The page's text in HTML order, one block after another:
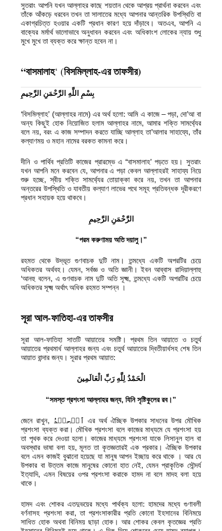
সুতরাং আপনি যখন আল্লাহর কাছে শয়তান থেকে আশ্রয় প্রার্থনা করবেন এবং
তাঁকে আঁকড়ে ধরবেন তখন তা সালাতের মধ্যে আপনার আন্তরিক উপস্থিতি বা
একাগ্রচিত্ত হওয়ার একটি প্রধান কারণ হয়ে দাঁড়াবে। অতএব, আপনি এ
বাক্যের মর্মার্থ ভালোভাবে অনুধাবন করবেন এবং অধিকাংশ লোকের ন্যায় শুধু
মুখে মুখে তা ব্যক্ত করে ক্ষান্ত হবেন না।
“বাসমালাহ‘ (বিসমিল্লাহ-এর তাফসীর)
بِسْمِ اللَّهِ الرَّحْمَنِ الرَّحِيمِ
‘বিসমিল্লাহ’ (আল্লাহর নামে) এর অর্থ হলো: আমি এ কাজে – পড়া, দো’আ বা
অন্য কিছুই হোক নিয়োজিত হলাম আল্লাহর নামে, আমার শক্তি সামর্থ্যের
বলে নয়, বরং এ কাজ সম্পাদন করতে যাচ্ছি আল্লাহ তা’আলার সাহায্যে, তাঁর
কল্যাণময় ও মহান নামের বরকত কামনা করে।
দীনি ও পার্থিব প্রতিটি কাজের প্রারম্ভে এ “বাসমালাহ’ পড়তে হয়। সুতরাং
যখন আপনি মনে করবেন যে, আপনার এ পড়া কেবল আল্লাহরই সাহায্য নিয়ে
শুরু হচ্ছে, স্বীয় শক্তি সামর্থ্যের তোয়াক্কা করে নয়, তখন তা আপনার
অন্তরের উপস্থিতি ও যাবতীয় কল্যাণ লাভের পথে সমূহ প্রতিবন্ধক দূরীকরণে
প্রধান সহায়ক হয়ে থাকবে।
الرَّحْمَنِ الرَّحِيمِ
“পরম করুণাময় অতি দয়ালু।”
রহমত থেকে উদ্ভূত গুণবাচক দুটি নাম। তন্মধ্যে একটি অপরটির চেয়ে
অধিকতর অর্থবহ। যেমন, সর্বজ্ঞ ও অতি জ্ঞানী। ইবন আব্বাস রাদিয়াল্লাহু
‘আনহু বলেন, এ গুণবাচক নাম দুটি অতি সূক্ষ্ম, তন্মধ্যে একটি অপরটির চেয়ে
অধিকতর সূক্ষ্ম অর্থাৎ অধিক রহমত সম্পন্ন ।
সূরা আল-ফাতিহা-এর তাফসীর
সূরা আল-ফাতিহা সাতটি আয়াতের সমষ্টি। প্রথম তিন আয়াতে ও চতুর্থ
আয়াতের প্রথমার্ধ আল্লাহর জন্য এবং চতুর্থ আয়াতের দ্বিতীয়ার্ধসহ শেষ তিন
আয়াত বান্দার জন্য। সূরার প্রথম আয়াত:
الْحَمْدُ لِلَّهِ رَبِّ الْعَالَمِينَ
“সমস্ত প্রশংসা আল্লাহর জন্য, যিনি সৃষ্টিকুলের রব।”
জেনে রাখুন, ٱلۡحمۡدُ এর অর্থ ঐচ্ছিক উপকার সাধনের উপর মৌখিক
প্রশংসা ব্যক্ত করা। মৌখিক প্রশংসা বলে কাজের মাধ্যমে যে প্রশংসা হয়
তা পৃথক করে দেওয়া হলো। কাজের মাধ্যমে প্রশংসা যাকে লিসানুল হাল বা
অবস্থার ভাষা বলা হয়, মূলত তা কৃতজ্ঞতারই এক প্রকার। ঐচ্ছিক উপকার
বলে এমন কাজই বুঝানো হয়েছে যা মানুষ আপন ইচ্ছায় করে থাকে । আর যে
উপকার বা উত্তম কাজে মানুষের কোনো হাত নেই, যেমন প্রাকৃতিক সৌন্দর্য
ইত্যাদি, এমন বিষয়ের ওপর প্রশংসা করাকে হামদ না বলে মাদহ বলা হয়ে
থাকে।
হামদ এবং শোকর এতদুভয়ের মধ্যে পার্থক্য হলো: হামদের মধ্যে গুণাবলী
বর্ণনাসহ প্রশংসা করা, তা প্রশংসাকারীর প্রতি কোনো ইহসানের বিনিময়ে
সাধিত হোক অথবা বিনিময় ছাড়া হোক। আর শোকর কেবল কৃতজ্ঞের প্রতি